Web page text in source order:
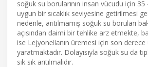
soğuk su borularının insan vücudu için 35
uygun bir sıcaklık seviyesine getirilmesi
nedenle, arıtılmamış soğuk su boruları
açısından daimi bir tehlike arz etmekte,
ise Lejyonellanın üremesi için son
yaratmaktadır. Dolayısıyla soğuk su da
sık sık arıtılmalıdır.